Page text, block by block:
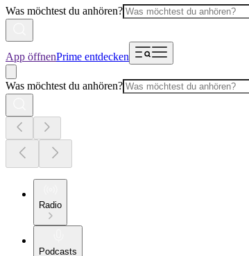
Was möchtest du anhören?
App öffnenPrime entdecken
Was möchtest du anhören?
Radio
Podcasts